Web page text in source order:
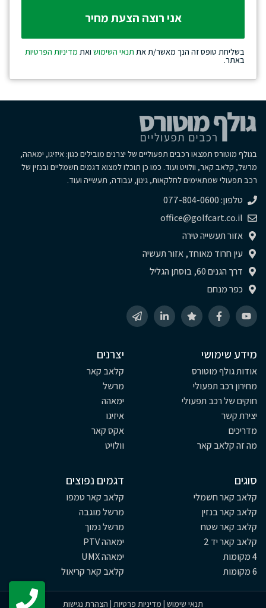
בשליחת טופס זה הנך מאשר/ת את תנאי השימוש ואת מדיניות הפרטיות
באתר.
בגולף מוטורס תמצאו רכבים תפעוליים של יצרנים מובילים כגון: איזיגו, ימאהה,
מרשל, קלאב קאר, וולויט ועוד. כמו כן תוכלו למצוא דגמים חשמליים ובנזין של
רכב תפעולי שמתאימים לחלקאות, גינון, עבודה, תעשייה ועוד.
טלפון: 077-804-0600
office@golfcart.co.il
אזור תעשייה טירה
עין חרוד מאוחד, אזור תעשיה
דרך הגנים 60, בוסתן הגליל
כפר מנחם
מידע שימושי
אודות גולף מוטורס
מחירון רכב תפעולי
חוקים של רכב תפעולי
יצירת קשר
מדריכים
מה זה קלאב קאר
יצרנים
קלאב קאר
מרשל
ימאהה
איזיגו
אקס קאר
וולויט
סוגים
קלאב קאר חשמלי
קלאב קאר בנזין
קלאב קאר שטח
קלאב קאר יד 2
4 מקומות
6 מקומות
דגמים נפוצים
קלאב קאר טמפו
מרשל מוגבה
מרשל נמוך
ימאהה PTV
ימאהה UMX
קלאב קאר קריאול
תנאי שימוש | מדיניות פרטיות | הצהרת נגישות